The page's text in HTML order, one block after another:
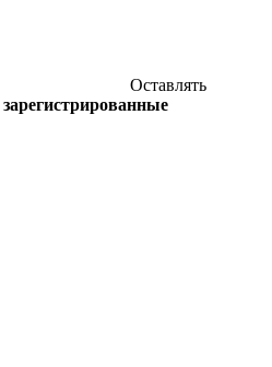
Оставлять
зарегистрированные